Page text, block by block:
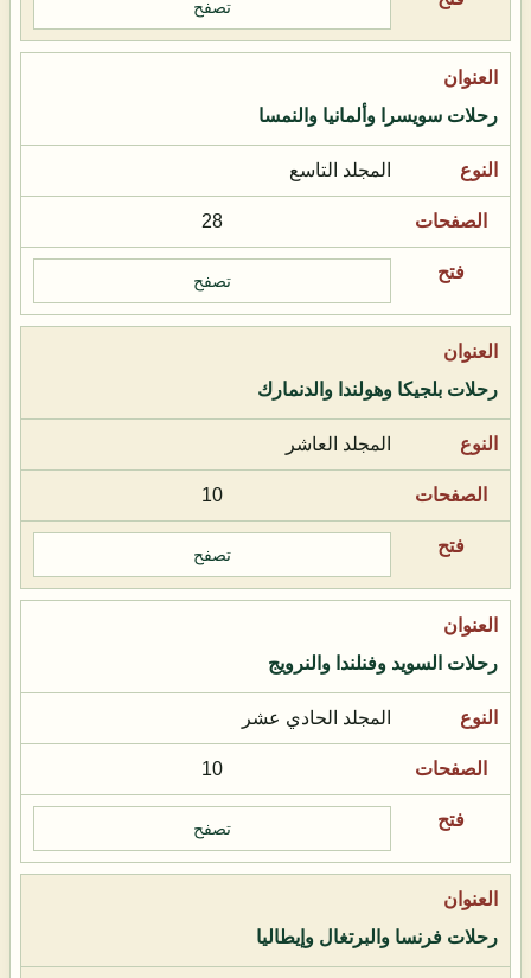
تصفح
رحلات سويسرا وألمانيا والنمسا
المجلد التاسع
28
تصفح
رحلات بلجيكا وهولندا والدنمارك
المجلد العاشر
10
تصفح
رحلات السويد وفنلندا والنرويج
المجلد الحادي عشر
10
تصفح
رحلات فرنسا والبرتغال وإيطاليا